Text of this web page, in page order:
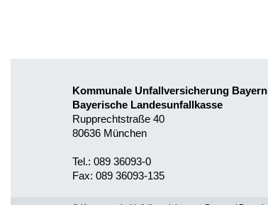
Kommunale Unfallversicherung Bayern
Bayerische Landesunfallkasse
Rupprechtstraße 40
80636 München
Tel.: 089 36093-0
Fax: 089 36093-135